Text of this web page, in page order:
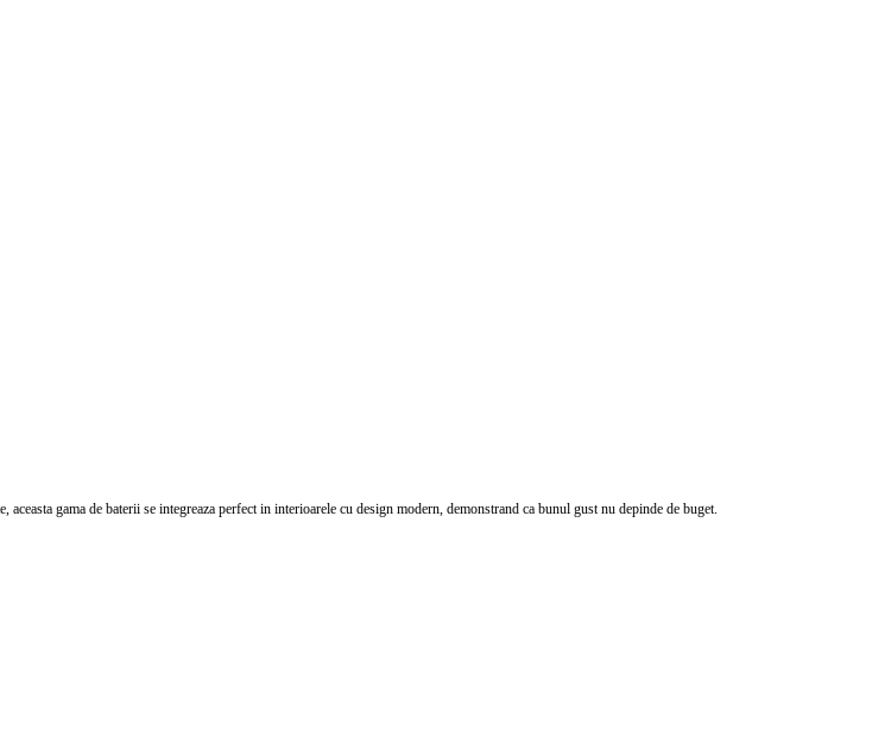
gama de baterii se integreaza perfect in interioarele cu design modern, demonstrand ca bunul gust nu depinde de buget.